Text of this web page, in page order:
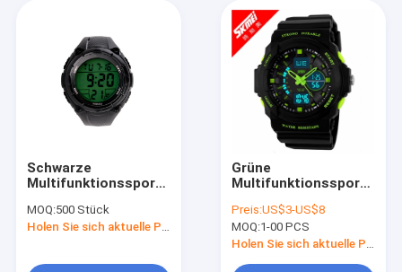
Edelstahl-Quarz-Uhr
Schwarze
Multifunktionssport-
Unisexhintergrundbeleuchtung
mit Stoppuhr
MOQ:500 Stück
Holen Sie sich aktuelle Preis
Grüne
Multifunktionssport-
wasserdichtes Japan
Movt Blacklight
Preis:US$3-US$8
MOQ:1-00 PCS
Holen Sie sich aktuelle Preis